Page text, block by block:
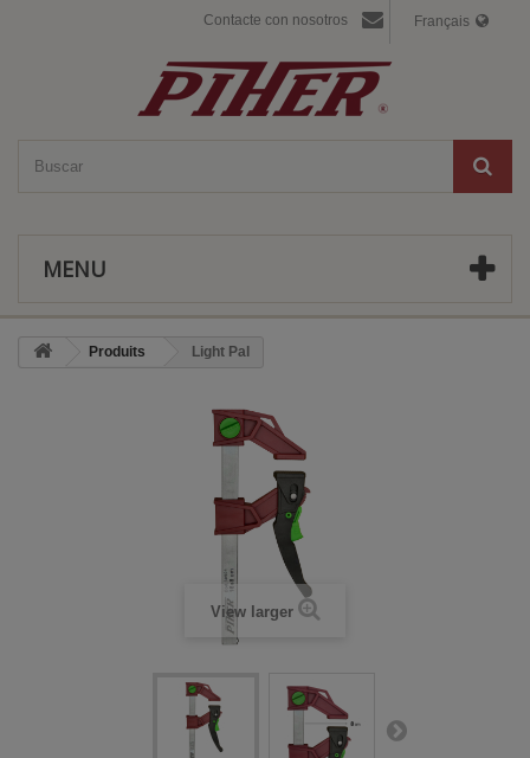
Français
Contacte con nosotros
MENU
Produits Light Pal
View larger